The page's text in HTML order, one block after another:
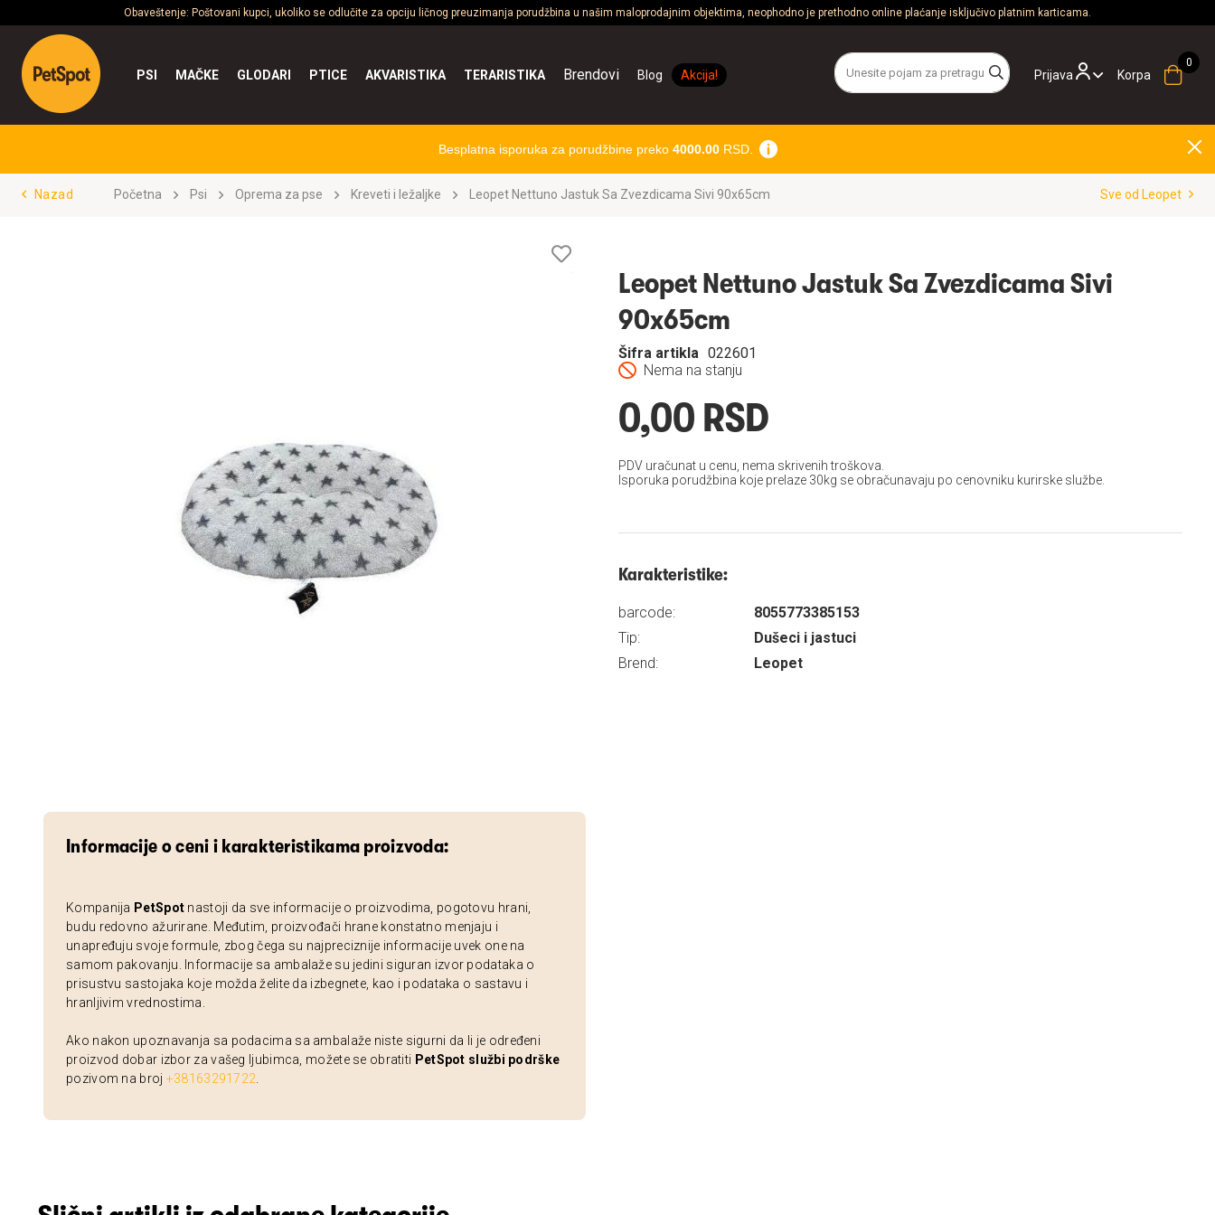
Obaveštenje: Poštovani kupci, ukoliko se odlučite za opciju ličnog preuzimanja porudžbina u našim maloprodajnim objektima, neophodno je prethodno online plaćanje isključivo platnim karticama.
Prijava
PSI MAČKE GLODARI PTICE AKVARISTIKA TERARISTIKA Brendovi Blog Akcija! Korpa
Besplatna isporuka za porudžbine preko 4000.00RSD.
Nazad Početna Psi Oprema za pse Kreveti i ležaljke Leopet Nettuno Jastuk Sa Zvezdicama Sivi 90x65cm Sve od Leopet
Informacije o ceni i karakteristikama proizvoda:
Kompanija PetSpot nastoji da sve informacije o proizvodima, pogotovu hrani,
budu redovno ažurirane. Međutim, proizvođači hrane konstatno menjaju i
unapređuju svoje formule, zbog čega su najpreciznije informacije uvek one na
samom pakovanju. Informacije sa ambalaže su jedini siguran izvor podataka o
prisustvu sastojaka koje možda želite da izbegnete, kao i podataka o sastavu i
hranljivim vrednostima.
Ako nakon upoznavanja sa podacima sa ambalaže niste sigurni da li je određeni
proizvod dobar izbor za vašeg ljubimca, možete se obratiti PetSpot službi podrške
pozivom na broj +38163291722
želja
Leopet Nettuno Jastuk Sa Zvezdicama Sivi
90x65cm
Nema na stanju
Šifra artikla 022601
0,00 RSD
PDV uračunat u cenu, nema skrivenih troškova.
Isporuka porudžbina koje prelaze 30kg se obračunavaju po cenovniku kurirske službe.
Karakteristike:
barcode:
8055773385153
Tip:
Dušeci i jastuci
Brend:
Leopet